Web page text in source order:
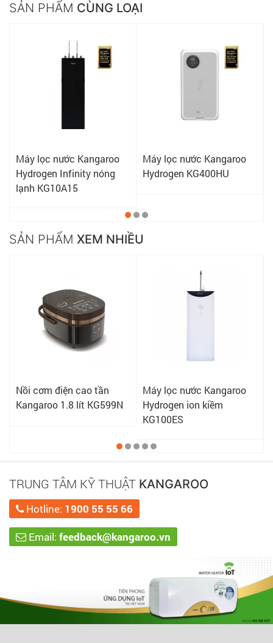
SẢN PHẨM CÙNG LOẠI
Máy lọc nước Kangaroo
Hydrogen KG400HU
Máy lọc nước Kangaroo
Hydrogen Slim nóng lạnh
SẢN PHẨM XEM NHIỀU
Máy lọc nước Kangaroo
Hydrogen ion kiềm
Máy lọc nước Hydrogen
Kangaroo KG100HA
TRUNG TÂM KỸ THUẬT KANGAROO
Hotline: 1900 55 55 66
Email: feedback@kangaroo.vn